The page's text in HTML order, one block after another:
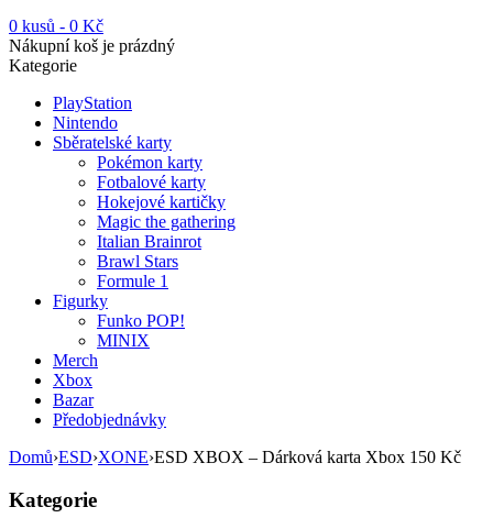
0 kusů - 0 Kč
Nákupní koš je prázdný
Kategorie
PlayStation
Nintendo
Sběratelské karty
Pokémon karty
Fotbalové karty
Hokejové kartičky
Magic the gathering
Italian Brainrot
Brawl Stars
Formule 1
Figurky
Funko POP!
MINIX
Merch
Xbox
Bazar
Předobjednávky
Domů›ESD›XONE›ESD XBOX – Dárková karta Xbox 150 Kč
Kategorie